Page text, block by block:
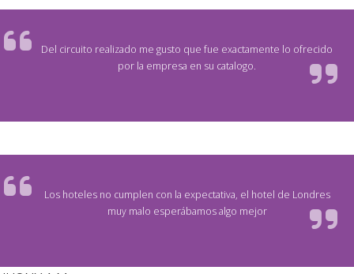
Del circuito realizado me gusto que fue exactamente lo ofrecido
por la empresa en su catalogo.
Los hoteles no cumplen con la expectativa, el hotel de Londres
muy malo esperábamos algo mejor